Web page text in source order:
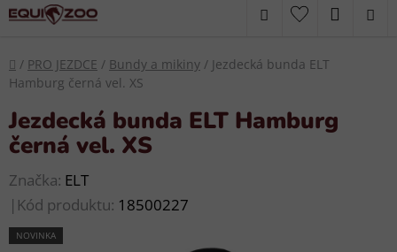
Hledat
Domů
/ PRO JEZDCE / Bundy a mikiny / Jezdecká bunda ELT
Hamburg černá vel. XS
Jezdecká bunda ELT Hamburg
černá vel. XS
Značka: ELT
| Kód produktu: 18500227
NOVINKA